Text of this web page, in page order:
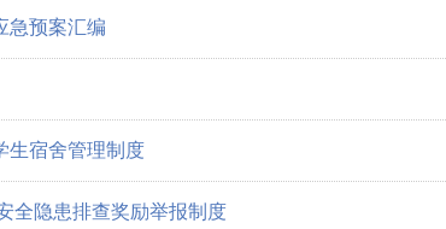
急预案汇编
生宿舍管理制度
全隐患排查奖励举报制度